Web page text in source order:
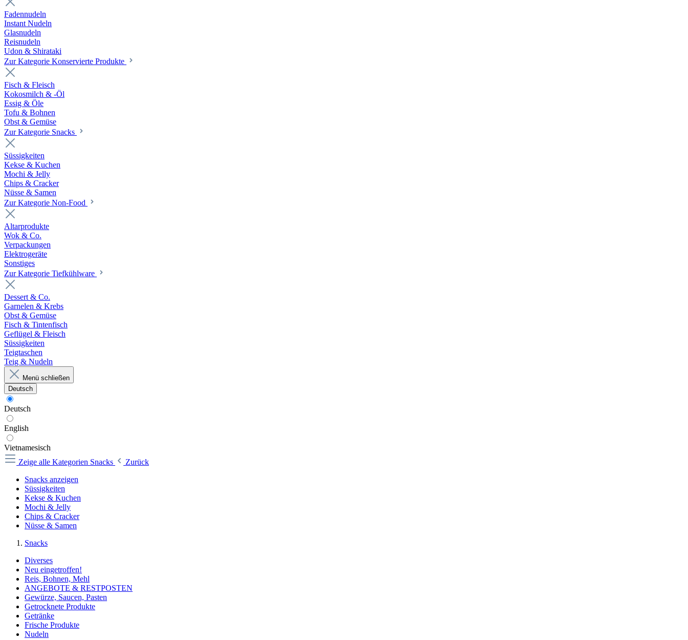
Fadennudeln
Instant Nudeln
Glasnudeln
Reisnudeln
Udon & Shirataki
Zur Kategorie Konservierte Produkte
Fisch & Fleisch
Kokosmilch & -Öl
Essig & Öle
Tofu & Bohnen
Obst & Gemüse
Zur Kategorie Snacks
Süssigkeiten
Kekse & Kuchen
Mochi & Jelly
Chips & Cracker
Nüsse & Samen
Zur Kategorie Non-Food
Altarprodukte
Wok & Co.
Verpackungen
Elektrogeräte
Sonstiges
Zur Kategorie Tiefkühlware
Dessert & Co.
Garnelen & Krebs
Obst & Gemüse
Fisch & Tintenfisch
Geflügel & Fleisch
Süssigkeiten
Teigtaschen
Teig & Nudeln
Menü schließen
Deutsch
Deutsch
English
Vietnamesisch
Zeige alle Kategorien Snacks
Zurück
Snacks anzeigen
Süssigkeiten
Kekse & Kuchen
Mochi & Jelly
Chips & Cracker
Nüsse & Samen
Snacks
Diverses
Neu eingetroffen!
Reis, Bohnen, Mehl
ANGEBOTE & RESTPOSTEN
Gewürze, Saucen, Pasten
Getrocknete Produkte
Getränke
Frische Produkte
Nudeln